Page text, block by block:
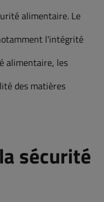
alimentaire. Le
l'intégrité
alimentaire, les
des matières
sécurité